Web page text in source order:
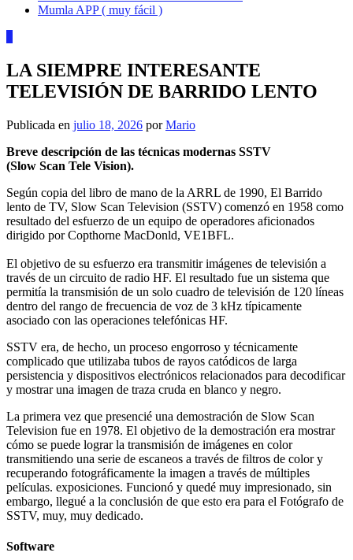
Mumla APP ( muy fácil )
LA SIEMPRE INTERESANTE
TELEVISIÓN DE BARRIDO LENTO
Publicada en julio 18, 2026 porMario
Breve descripción de las técnicas modernas SSTV
(Slow Scan Tele Vision).
Según copia del libro de mano de la ARRL de 1990, El Barrido
lento de TV, Slow Scan Television (SSTV) comenzó en 1958 como
resultado del esfuerzo de un equipo de operadores aficionados
dirigido por Copthorne MacDonld, VE1BFL.
El objetivo de su esfuerzo era transmitir imágenes de televisión a
través de un circuito de radio HF. El resultado fue un sistema que
permitía la transmisión de un solo cuadro de televisión de 120 líneas
dentro del rango de frecuencia de voz de 3 kHz típicamente
asociado con las operaciones telefónicas HF.
SSTV era, de hecho, un proceso engorroso y técnicamente
complicado que utilizaba tubos de rayos catódicos de larga
persistencia y dispositivos electrónicos relacionados para decodificar
y mostrar una imagen de traza cruda en blanco y negro.
La primera vez que presencié una demostración de Slow Scan
Television fue en 1978. El objetivo de la demostración era mostrar
cómo se puede lograr la transmisión de imágenes en color
transmitiendo una serie de escaneos a través de filtros de color y
recuperando fotográficamente la imagen a través de múltiples
películas. exposiciones. Funcionó y quedé muy impresionado, sin
embargo, llegué a la conclusión de que esto era para el Fotógrafo de
SSTV, muy, muy dedicado.
Software